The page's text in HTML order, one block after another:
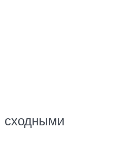
сходными